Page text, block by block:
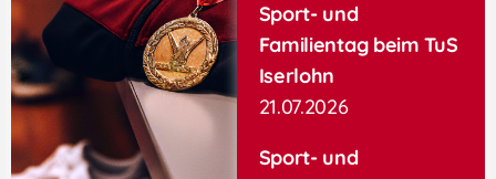
Sport- und
Familientag beim TuS
Iserlohn
21.07.2026
Sport- und